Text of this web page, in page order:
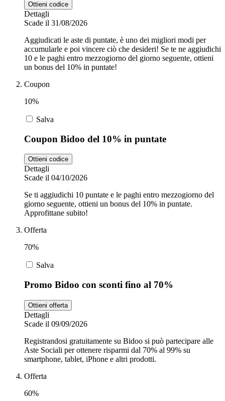
Privé by
adidas
Farmacia
Scarpe
Ottieni codice
Dettagli
Scade il 31/08/2026
Aggiudicati le aste di puntate, è uno dei migliori modi per
accumularle e poi vincere ciò che desideri! Se te ne aggiudichi
10 e le paghi entro mezzogiorno del giorno seguente, ottieni
un bonus del 10% in puntate!
Coupon
10%
Salva
Coupon Bidoo del 10% in puntate
Ottieni codice
Dettagli
Scade il 04/10/2026
Se ti aggiudichi 10 puntate e le paghi entro mezzogiorno del
giorno seguente, ottieni un bonus del 10% in puntate.
Approfittane subito!
Offerta
70%
Salva
Promo Bidoo con sconti fino al 70%
Ottieni offerta
Dettagli
Scade il 09/09/2026
Registrandosi gratuitamente su Bidoo si può partecipare alle
Aste Sociali per ottenere risparmi dal 70% al 99% su
smartphone, tablet, iPhone e altri prodotti.
Offerta
60%